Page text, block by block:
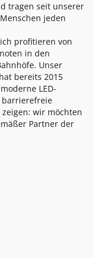
tragen seit unserer
jeden
profitieren von
in den
Unser
bereits 2015
LED-
barrierefreie
wir möchten
Partner der